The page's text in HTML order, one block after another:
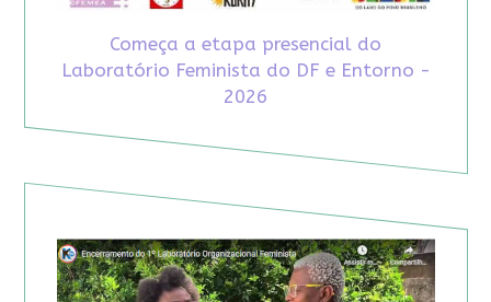
Começa a etapa presencial do
Laboratório Feminista do DF e Entorno -
2026